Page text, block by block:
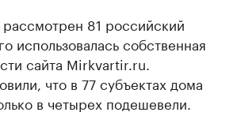
81 российский
использовалась собственная
сайта Mirkvartir.ru.
что в 77 субъектах дома
в четырех подешевели.